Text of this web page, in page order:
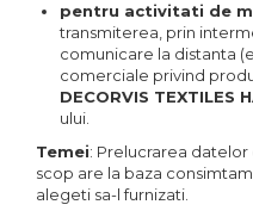
pentru activitati de
transmiterea, prin
comunicare la distanta
comerciale privind
DECORVIS TEXTILES
ului.
Temei: Prelucrarea
scop are la baza
alegeti sa-l furnizati.